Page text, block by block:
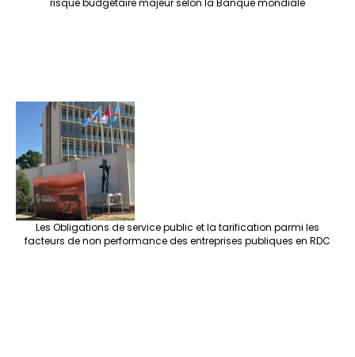
risque budgétaire majeur selon la Banque mondiale
Les Obligations de service public et la tarification parmi les
facteurs de non performance des entreprises publiques en RDC